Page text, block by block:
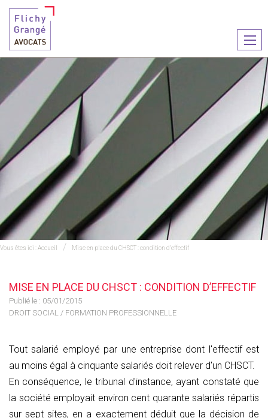
le
Vous êtes ici :Accueil Mise en place du CHSCT : condition d’effectif
MISE EN PLACE DU CHSCT : CONDITION D’EFFECTIF
Publié le : 05/01/2015
DROIT SOCIAL / FORMATION PROFESSIONNELLE
Tout salarié employé par une entreprise dont l'effectif est
au moins égal à cinquante salariés doit relever d'un CHSCT.
En conséquence, le tribunal d'instance, ayant constaté que
la société employait environ cent quarante salariés répartis
sur sept sites, en a exactement déduit que la décision de